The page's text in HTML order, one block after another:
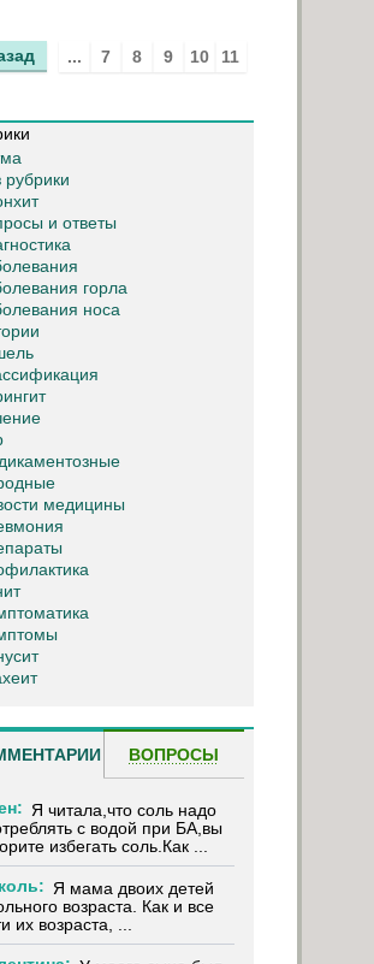
... 7 8 9 10 11
рубрики
и ответы
горла
носа
медицины
ВОПРОСЫ
Я читала,что соль надо
с водой при БА,вы
избегать соль.Как ...
Я мама двоих детей
возраста. Как и все
их возраста, ...